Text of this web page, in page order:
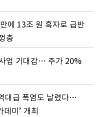
에 13조 원 흑자로 급반
충
업 기대감… 주가 20%
대급 폭염도 날렸다…
미’ 개최